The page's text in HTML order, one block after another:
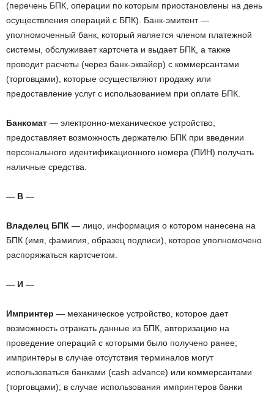
(перечень БПК, операции по которым приостановлены на день
осуществления операций с БПК). Банк-эмитент —
уполномоченный банк, который является членом платежной
системы, обслуживает картсчета и выдает БПК, а также
проводит расчеты (через банк-эквайер) с коммерсантами
(торговцами), которые осуществляют продажу или
предоставление услуг с использованием при оплате БПК.
Банкомат — электронно-механическое устройство,
предоставляет возможность держателю БПК при введении
персонального идентификационного номера (ПИН) получать
наличные средства.
— В —
Владелец БПК — лицо, информация о котором нанесена на
БПК (имя, фамилия, образец подписи), которое уполномочено
распоряжаться картсчетом.
— И —
Импринтер — механическое устройство, которое дает
возможность отражать данные из БПК, авторизацию на
проведение операций с которыми было получено ранее;
импринтеры в случае отсутствия терминалов могут
использоваться банками (cash advance) или коммерсантами
(торговцами); в случае использования импринтеров банки